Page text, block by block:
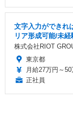
文字入力ができれ
リア形成可能/未
株式会社RIOT
東京都
月給27万円～50
正社員